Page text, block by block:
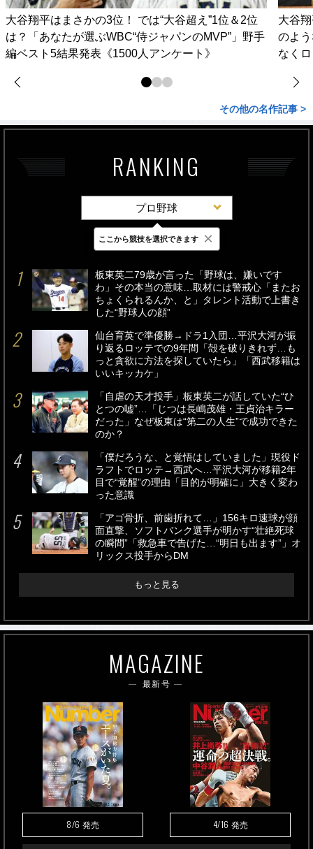
大谷翔平はまさかの3位！ では“大谷超え”1位＆2位
は？「あなたが選ぶWBC“侍ジャパンのMVP”」野手
編ベスト5結果発表《1500人アンケート》
大谷
のよ
なく
その他の名作記事 >
RANKING
プロ野球
最新 24時間 週間
板東英二79歳が言った「野球は、嫌いです
わ」その本当の意味…取材には警戒心「またお
ちょくられるんか、と」タレント活動で上書き
した“野球人の顔”
仙台育英で準優勝→ドラ1入団…平沢大河が振
り返るロッテでの9年間「殻を破りきれず…も
っと貪欲に方法を探していたら」「西武移籍は
いいキッカケ」
「自虐の天才投手」板東英二が話していた“ひ
とつの嘘”…「じつは長嶋茂雄・王貞治キラー
だった」なぜ板東は“第二の人生”で成功できた
のか？
「僕だろうな、と覚悟はしていました」現役ド
ラフトでロッテ→西武へ…平沢大河が移籍2年
目で“覚醒”の理由「目的が明確に」大きく変わ
った意識
「アゴ骨折、前歯折れて…」156キロ速球が顔
面直撃、ソフトバンク選手が明かす“壮絶死球
の瞬間”「救急車で告げた…“明日も出ます”」オ
リックス投手からDM
もっと見る
MAGAZINE
最新号
8/6 発売 4/16 発売
ここから競技を選択できます ×